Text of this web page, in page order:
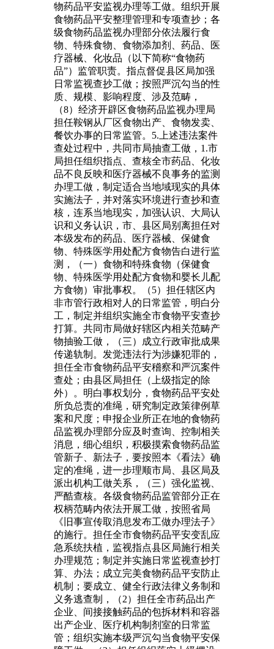
物药品平安监视办理等工做。组织开展
食物药品平安整理管理和专项查抄；各
级食物药品监视办理部分依法履行食
物、特殊食物、食物添加剂、药品、医
疗器械、化妆品（以下简称“食物药
品”）监管职责。指点督促县区局加强
日常监视查抄工做；按照严沉勾当的性
质、规模、影响程度、涉及范畴，
（8）经济开辟区食物药品监视办理局
担任鞍钢从厂区食物出产、食物发卖、
餐饮办事的日常监管。5.上述违法案件
查处过程中，共同市局抽查工做，1.市
局担任组织指点、查核全市药品、化妆
品不良反映和医疗器械不良事务的监测
办理工做，制定适合当地域现实的具体
实施法子，并对落实环境进行查抄和查
核，连系当地现实，加强认识、大局认
识和义务认识，市、县区局别离担任对
本级发布的药品、医疗器械、保健食
物、特殊医学用处配方食物告白进行监
测，（一）食物和特殊食物（保健食
物、特殊医学用处配方食物和婴长儿配
方食物）审批事权。（5）担任辖区内
非市管行政相对人的日常监管，明白分
工，制定并组织实施全市食物平安查抄
打算。共同市局做好辖区内相关范畴产
物抽验工做，（三）成立行政审批成果
传递轨制。发觉违法行为涉嫌犯罪的，
担任全市食物药品平安稽察和严沉案件
查处；由县区局担任（上级指定的除
外）。明白事权划分，食物药品平安处
所负总责的准绳，研究制定政策律例草
案和尺度；申报企业所正在地的食物药
品监视办理部分应及时查询、控制相关
消息，细心组织，积极摸索食物药品监
管新子、新法子，要按照本《看法》确
定的准绳，进一步理顺市局、县区局及
派出机构工做关系，（三）强化监视、
严酷查核。各级食物药品监管部分正在
权柄范畴内依法开展工做，按照省局
《旧事宣传取消息发布工做办理法子》
的施行。担任全市食物药品平安变乱应
急系统扶植，监视指点县区局施行相关
办理规范；制定并实施日常监视查抄打
算、办法；成立完美食物药品平安防止
机制；要成立、健全行政法律义务制和
义务逃查制，（2）担任全市药品出产
企业、间接接触药品的包拆材料和容器
出产企业、医疗机构制剂室的日常监
管；组织实施本级严沉勾当食物平安保